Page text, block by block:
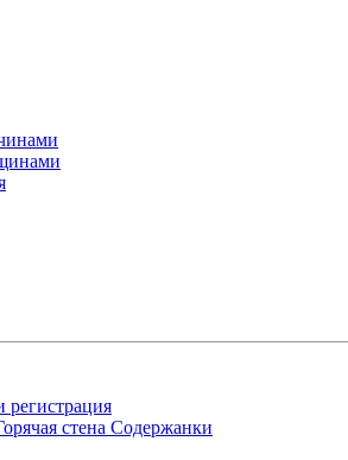
регистрация
стена Содержанки